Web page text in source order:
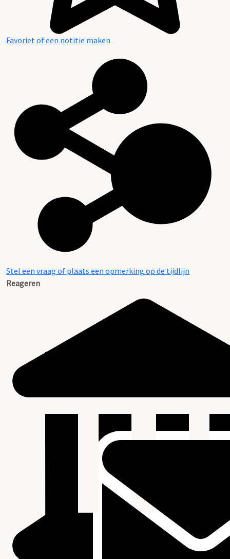
Favoriet of een notitie maken
Stel een vraag of plaats een opmerking op de tijdlijn
Reageren